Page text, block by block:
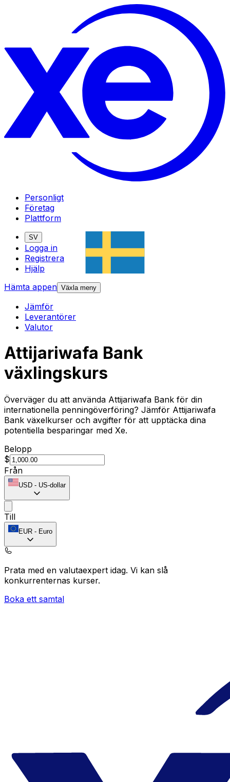
Personligt
Företag
Plattform
SV
Logga in
Registrera
Hjälp
Hämta appen Växla meny
Jämför
Leverantörer
Valutor
Attijariwafa Bank
växlingskurs
Överväger du att använda Attijariwafa Bank för din
internationella penningöverföring? Jämför Attijariwafa
Bank växelkurser och avgifter för att upptäcka dina
potentiella besparingar med Xe.
Belopp
$
Från
USD - US-dollar
Till
EUR - Euro
Prata med en valutaexpert idag. Vi kan slå
konkurrenternas kurser.
Boka ett samtal